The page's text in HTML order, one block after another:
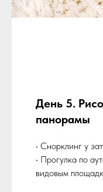
День 5.
панорамы
• Снорклинг у
• Прогулка по
видовым